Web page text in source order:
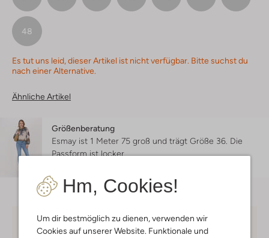
Hm, Cookies!
Um dir bestmöglich zu dienen, verwenden wir
Cookies auf unserer Website. Funktionale und
48
Es tut uns leid, dieser Artikel ist nicht verfügbar. Bitte suchst du
nach einer Alternative.
Ähnliche Artikel
Größenberatung
Esmay ist 1 Meter 75 groß und trägt Größe 36. Die
Passform istlocker.
Kostenloser Versandab € 75 für Club-Omoda